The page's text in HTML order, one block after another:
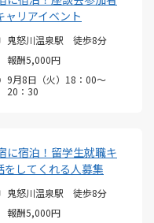
リアイベント
鬼怒川温泉駅 徒歩8分
報酬5,000円
9月8日（火）18：00～
20：30
に宿泊！留学生就職キ
をしてくれる人募集
鬼怒川温泉駅 徒歩8分
報酬5,000円